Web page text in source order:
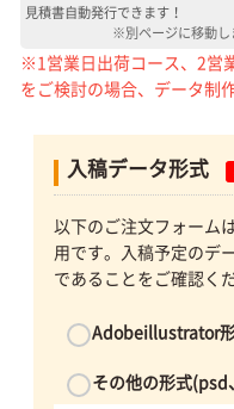
見積書自動発行できます！
※別ページに移動し
※1営業日出荷コース、2営
をご検討の場合、データ制
入稿データ形式
以下のご注文フォーム
用です。入稿予定のデ
であることをご確認く
Adobeillustrator
その他の形式